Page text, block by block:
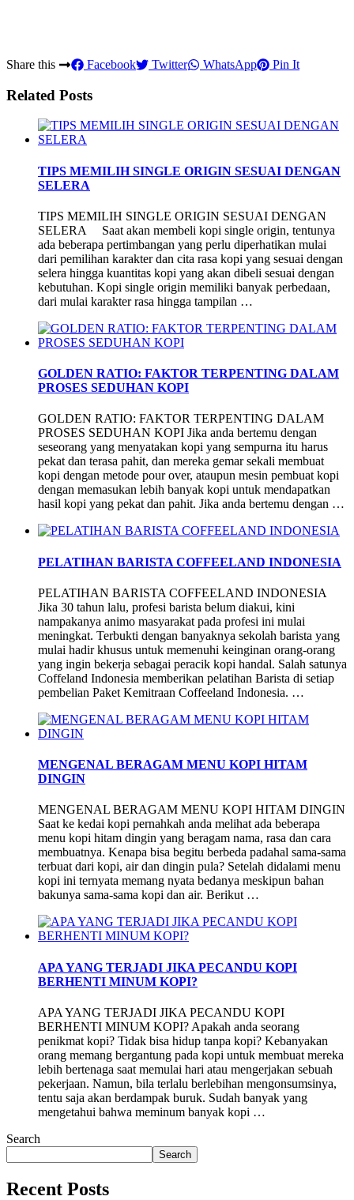
Share this Facebook Twitter WhatsApp Pin It
Related Posts
TIPS MEMILIH SINGLE ORIGIN SESUAI DENGAN
SELERA
TIPS MEMILIH SINGLE ORIGIN SESUAI DENGAN
SELERA Saat akan membeli kopi single origin, tentunya
ada beberapa pertimbangan yang perlu diperhatikan mulai
dari pemilihan karakter dan cita rasa kopi yang sesuai dengan
selera hingga kuantitas kopi yang akan dibeli sesuai dengan
kebutuhan. Kopi single origin memiliki banyak perbedaan,
dari mulai karakter rasa hingga tampilan …
GOLDEN RATIO: FAKTOR TERPENTING DALAM
PROSES SEDUHAN KOPI
GOLDEN RATIO: FAKTOR TERPENTING DALAM
PROSES SEDUHAN KOPI Jika anda bertemu dengan
seseorang yang menyatakan kopi yang sempurna itu harus
pekat dan terasa pahit, dan mereka gemar sekali membuat
kopi dengan metode pour over, ataupun mesin pembuat kopi
dengan memasukan lebih banyak kopi untuk mendapatkan
hasil kopi yang pekat dan pahit. Jika anda bertemu dengan …
PELATIHAN BARISTA COFFEELAND INDONESIA
PELATIHAN BARISTA COFFEELAND INDONESIA
Jika 30 tahun lalu, profesi barista belum diakui, kini
nampakanya animo masyarakat pada profesi ini mulai
meningkat. Terbukti dengan banyaknya sekolah barista yang
mulai hadir khusus untuk memenuhi keinginan orang-orang
yang ingin bekerja sebagai peracik kopi handal. Salah satunya
Coffeland Indonesia memberikan pelatihan Barista di setiap
pembelian Paket Kemitraan Coffeeland Indonesia. …
MENGENAL BERAGAM MENU KOPI HITAM
DINGIN
MENGENAL BERAGAM MENU KOPI HITAM DINGIN
Saat ke kedai kopi pernahkah anda melihat ada beberapa
menu kopi hitam dingin yang beragam nama, rasa dan cara
membuatnya. Kenapa bisa begitu berbeda padahal sama-sama
terbuat dari kopi, air dan dingin pula? Setelah didalami menu
kopi ini ternyata memang nyata bedanya meskipun bahan
bakunya sama-sama kopi dan air. Berikut …
APA YANG TERJADI JIKA PECANDU KOPI
BERHENTI MINUM KOPI?
APA YANG TERJADI JIKA PECANDU KOPI
BERHENTI MINUM KOPI? Apakah anda seorang
penikmat kopi? Tidak bisa hidup tanpa kopi? Kebanyakan
orang memang bergantung pada kopi untuk membuat mereka
lebih bertenaga saat memulai hari atau mengerjakan sebuah
pekerjaan. Namun, bila terlalu berlebihan mengonsumsinya,
tentu saja akan berdampak buruk. Sudah banyak yang
mengetahui bahwa meminum banyak kopi …
Search
Search
Recent Posts